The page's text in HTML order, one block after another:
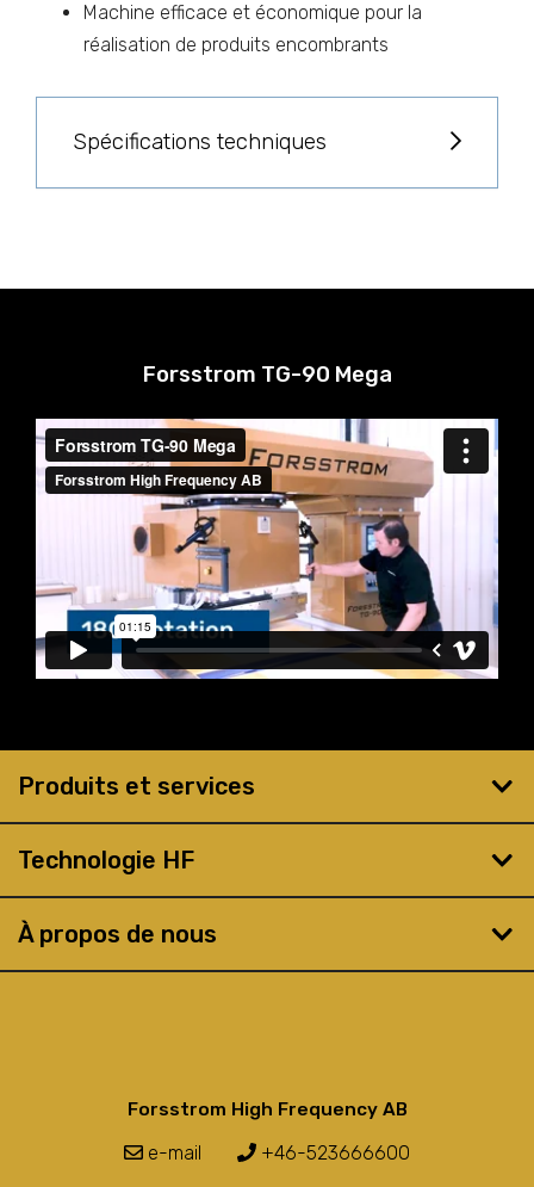
Machine efficace et économique pour la
réalisation de produits encombrants
Spécifications techniques
Forsstrom TG-90 Mega
Produits et services
Technologie HF
À propos de nous
Forsstrom High Frequency AB
e-mail +46-523666600